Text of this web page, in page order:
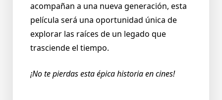
acompañan a una nueva generación, esta
película será una oportunidad única de
explorar las raíces de un legado que
trasciende el tiempo.
¡No te pierdas esta épica historia en cines!